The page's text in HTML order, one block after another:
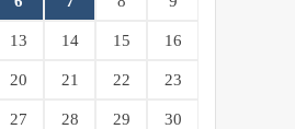
13 14 15 16
20 21 22 23
27 28 29 30